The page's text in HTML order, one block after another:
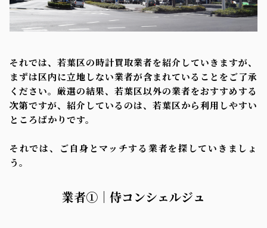
それでは、若葉区の時計買取業者を紹介していきますが、
まずは区内に立地しない業者が含まれていることをご了承
ください。厳選の結果、若葉区以外の業者をおすすめする
次第ですが、紹介しているのは、若葉区から利用しやすい
ところばかりです。
それでは、ご自身とマッチする業者を探していきましょ
う。
業者①｜侍コンシェルジュ